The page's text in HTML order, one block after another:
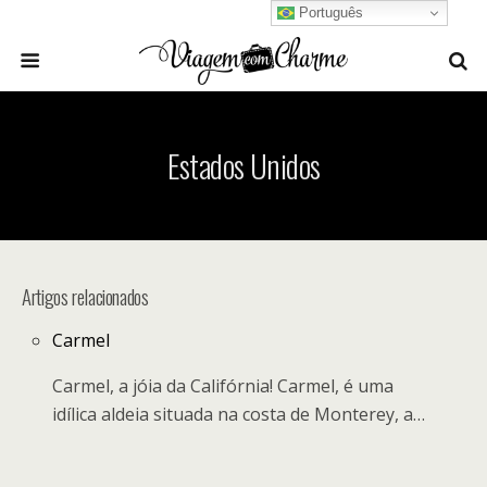
Estados Unidos
Artigos relacionados
Carmel
Carmel, a jóia da Califórnia! Carmel, é uma
idílica aldeia situada na costa de Monterey, a…
Português